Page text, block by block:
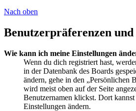
Nach oben
Benutzerpräferenzen
Wie kann ich meine Einstellungen
Wenn du dich registriert hast,
in der Datenbank des Boards
ändern, gehe in den „Persönlichen
wird meist oben auf der Seite
Benutzernamen klickst. Dort
Einstellungen ändern.